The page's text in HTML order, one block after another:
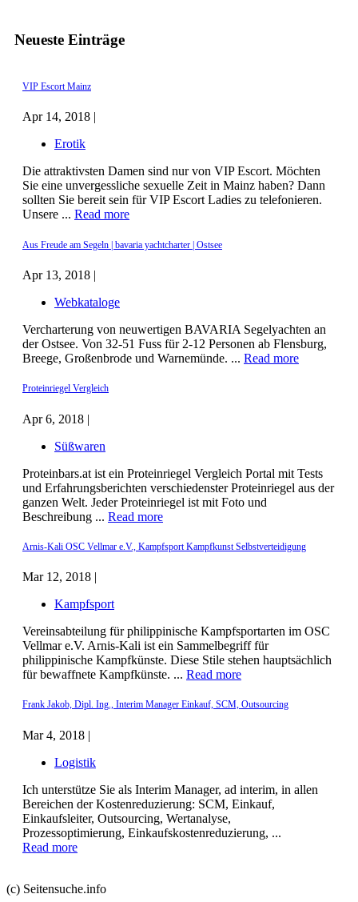
Neueste Einträge
VIP Escort Mainz
Apr 14, 2018 |
Erotik
Die attraktivsten Damen sind nur von VIP Escort. Möchten
Sie eine unvergessliche sexuelle Zeit in Mainz haben? Dann
sollten Sie bereit sein für VIP Escort Ladies zu telefonieren.
Unsere ... Read more
Aus Freude am Segeln | bavaria yachtcharter | Ostsee
Apr 13, 2018 |
Webkataloge
Vercharterung von neuwertigen BAVARIA Segelyachten an
der Ostsee. Von 32-51 Fuss für 2-12 Personen ab Flensburg,
Breege, Großenbrode und Warnemünde. ... Read more
Proteinriegel Vergleich
Apr 6, 2018 |
Süßwaren
Proteinbars.at ist ein Proteinriegel Vergleich Portal mit Tests
und Erfahrungsberichten verschiedenster Proteinriegel aus der
ganzen Welt. Jeder Proteinriegel ist mit Foto und
Beschreibung ... Read more
Arnis-Kali OSC Vellmar e.V., Kampfsport Kampfkunst Selbstverteidigung
Mar 12, 2018 |
Kampfsport
Vereinsabteilung für philippinische Kampfsportarten im OSC
Vellmar e.V. Arnis-Kali ist ein Sammelbegriff für
philippinische Kampfkünste. Diese Stile stehen hauptsächlich
für bewaffnete Kampfkünste. ... Read more
Frank Jakob, Dipl. Ing., Interim Manager Einkauf, SCM, Outsourcing
Mar 4, 2018 |
Logistik
Ich unterstütze Sie als Interim Manager, ad interim, in allen
Bereichen der Kostenreduzierung: SCM, Einkauf,
Einkaufsleiter, Outsourcing, Wertanalyse,
Prozessoptimierung, Einkaufskostenreduzierung, ...
Read more
(c) Seitensuche.info